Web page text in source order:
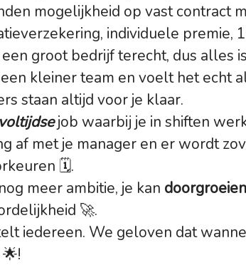
mogelijkheid op vast contract
individuele premie,
een groot bedrijf terecht, dus alles
kleiner team en voelt het echt
staan altijd voor je klaar.
voltijdsejob waarbij je in shiften
af met je manager en er wordt
🗓.
meer ambitie, je kan doorgroeien
🚀.
iedereen. We geloven dat